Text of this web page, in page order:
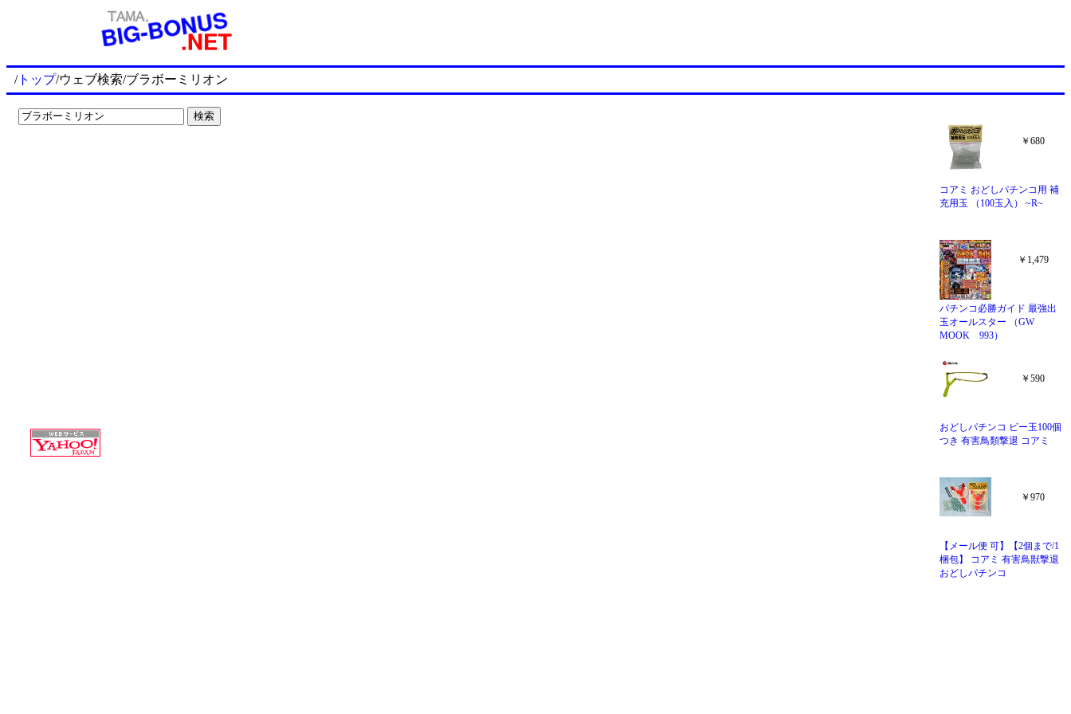
/トップ/ウェブ検索/ブラボーミリオン